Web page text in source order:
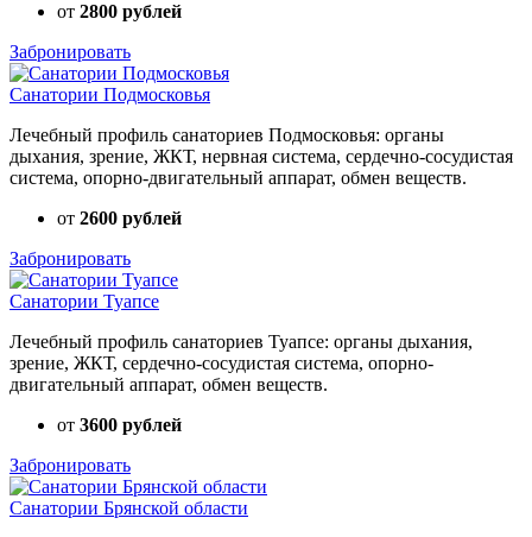
от 2800 рублей
Забронировать
Санатории Подмосковья
Лечебный профиль санаториев Подмосковья: органы
дыхания, зрение, ЖКТ, нервная система, сердечно-сосудистая
система, опорно-двигательный аппарат, обмен веществ.
от 2600 рублей
Забронировать
Санатории Туапсе
Лечебный профиль санаториев Туапсе: органы дыхания,
зрение, ЖКТ, сердечно-сосудистая система, опорно-
двигательный аппарат, обмен веществ.
от 3600 рублей
Забронировать
Санатории Брянской области